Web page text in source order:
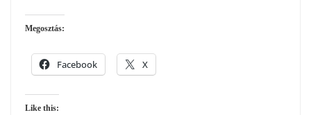
Megosztás:
Facebook X
Like this: